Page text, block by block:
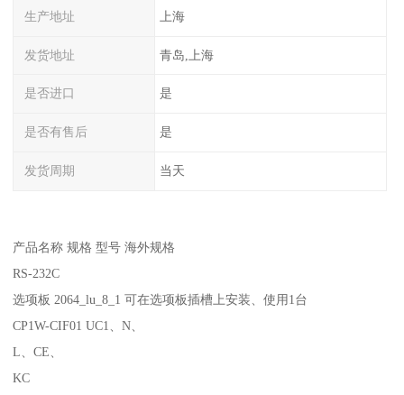
生产地址 上海
发货地址 青岛,上海
是否进口 是
是否有售后 是
发货周期 当天
产品名称 规格 型号 海外规格
RS-232C
选项板 2064_lu_8_1 可在选项板插槽上安装、使用1台
CP1W-CIF01 UC1、N、
L、CE、
KC